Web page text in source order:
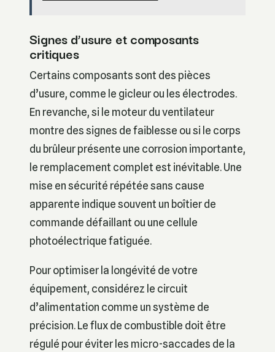
Signes d’usure et composants
critiques
Certains composants sont des pièces
d’usure, comme le gicleur ou les électrodes.
En revanche, si le moteur du ventilateur
montre des signes de faiblesse ou si le corps
du brûleur présente une corrosion importante,
le remplacement complet est inévitable. Une
mise en sécurité répétée sans cause
apparente indique souvent un boîtier de
commande défaillant ou une cellule
photoélectrique fatiguée.
Pour optimiser la longévité de votre
équipement, considérez le circuit
d’alimentation comme un système de
précision. Le flux de combustible doit être
régulé pour éviter les micro-saccades de la